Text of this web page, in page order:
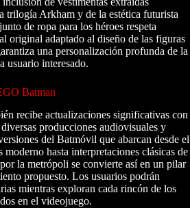
trilogía Arkham y de la estética futurista
de ropa para los héroes respeta
original adaptado al diseño de las figuras
una personalización profunda de la
usuario interesado.
Batman
recibe actualizaciones significativas con
producciones audiovisuales y
del Batmóvil que abarcan desde el
hasta interpretaciones clásicas de
la metrópoli se convierte así en un pilar
propuesto. Los usuarios podrán
mientras exploran cada rincón de los
en el videojuego.